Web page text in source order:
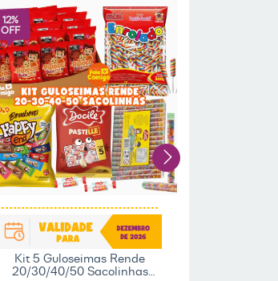
12%
OFF
Kit 5 Guloseimas Rende
20/30/40/50 Sacolinhas